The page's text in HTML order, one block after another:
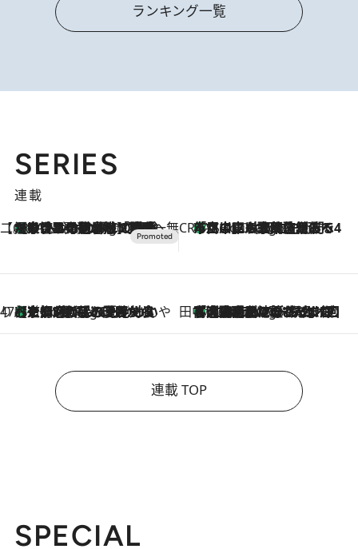
ランキング一覧
SERIES
連載
【CREA×星野リゾート】唯一無二。癒しと発見が待つ場所へ
21 Minutes Ago
【トンボの足水浴】ヒノキの香りに包まれて涼感マックス！約13℃の湧水かけ流しを避暑地「星野温泉 トンボの湯」で体験 CREA'S CHOICE
2 Hours Ago
「立川にも歌舞伎があるんだよ」 片岡仁左衛門・市川中車ら豪華座組みで4年目の立川立飛歌舞伎へ
47都道府県の手みやげ ひんやりスイーツで夏を満喫
2 Hours Ago
【京都府】この夏絶対食べたい 冷やしておいしいおやつ3選 ひと口目から心を掴む新緑のテリーヌ 田中稲の勝手に再ブーム
7 Hours Ago
「湘南乃風に憧れて」観客大盛上がりの“タオル回し”に、ラッパー顔負けの高速歌唱まで…さだまさし（74）のアグレッシブすぎる現在地
連載 TOP
SPECIAL